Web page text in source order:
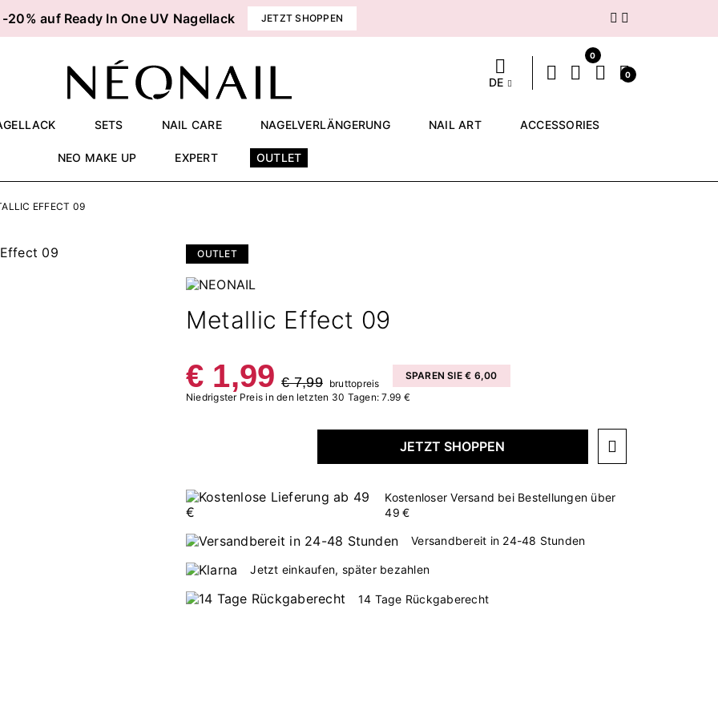
-20% auf Ready In One UV Nagellack JETZT SHOPPEN Weiter
DE
0
0
SETS NAIL CARE NAGELVERLÄNGERUNG NAIL ART ACCESSORIES
NEO MAKE UP EXPERT OUTLET
EFFECT 09
OUTLET
Metallic Effect 09
€ 1,99 € 7,99 bruttopreis
SPAREN SIE € 6,00
Niedrigster Preis in den letzten 30 Tagen: 7.99 €
JETZT SHOPPEN
Kostenloser Versand bei Bestellungen über
49 €
Versandbereit in 24-48 Stunden
Jetzt einkaufen, später bezahlen
14 Tage Rückgaberecht